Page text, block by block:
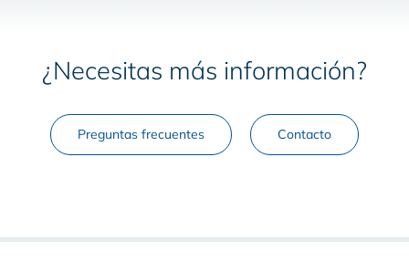
¿Necesitas más información?
Preguntas frecuentes Contacto